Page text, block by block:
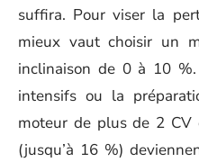
suffira. Pour viser la
mieux vaut choisir un
inclinaison de 0 à 10
intensifs ou la
moteur de plus de 2 CV
(jusqu’à 16 %)